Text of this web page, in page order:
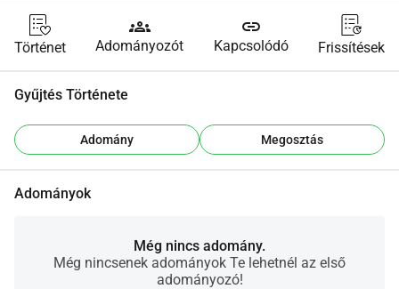
Történet
groups
Adományozót
link
Kapcsolódó Frissítések
Gyűjtés Története
Adomány Megosztás
Adományok
Még nincs adomány.
Még nincsenek adományok Te lehetnél az első
adományozó!